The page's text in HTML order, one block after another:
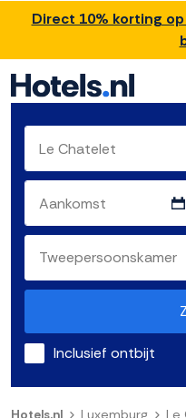
Direct 10% korting
Inclusief ontbijt
Hotels.nl Luxemburg Le